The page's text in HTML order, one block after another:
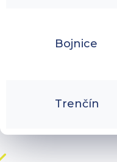
Bojnice
Trenčín